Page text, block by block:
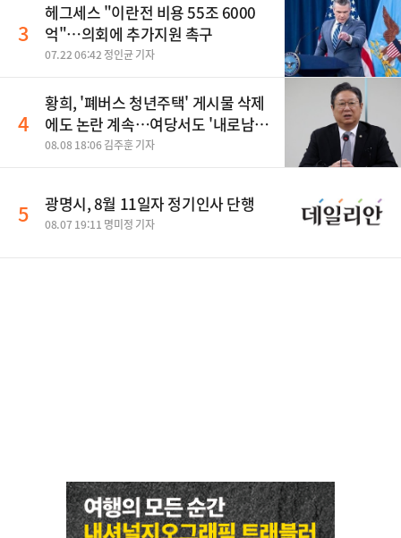
3
헤그세스 "이란전 비용 55조 6000
억"…의회에 추가지원 촉구
07.22 06:42 정인균 기자
4
황희, '폐버스 청년주택' 게시물 삭제
에도 논란 계속…여당서도 '내로남
불' 비판
08.08 18:06 김주훈 기자
5 광명시, 8월 11일자 정기인사 단행
08.07 19:11 명미정 기자